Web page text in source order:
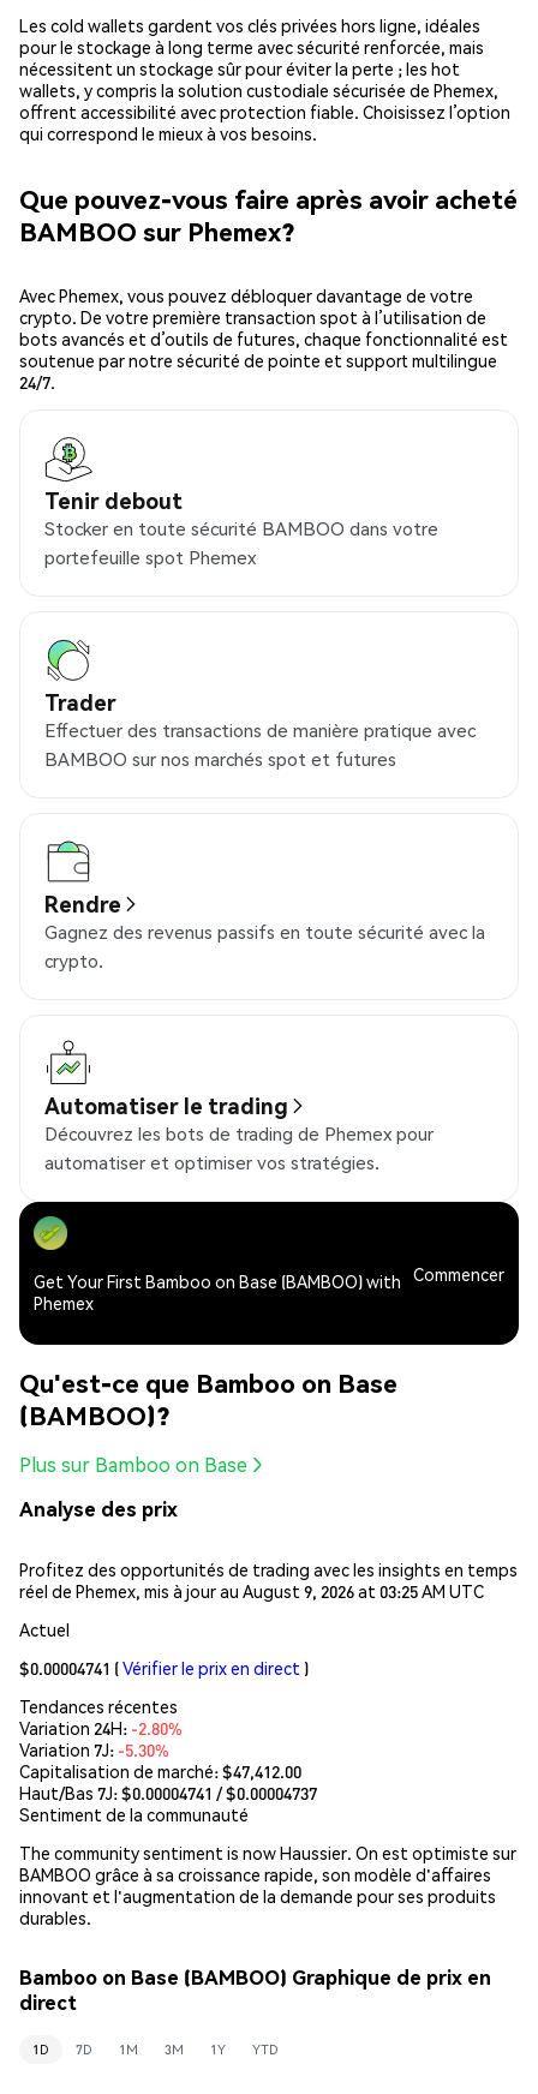
Les cold wallets gardent vos clés privées hors ligne, idéales
pour le stockage à long terme avec sécurité renforcée, mais
nécessitent un stockage sûr pour éviter la perte ; les hot
wallets, y compris la solution custodiale sécurisée de Phemex,
offrent accessibilité avec protection fiable. Choisissez l’option
qui correspond le mieux à vos besoins.
Que pouvez-vous faire après avoir acheté
BAMBOO sur Phemex?
Avec Phemex, vous pouvez débloquer davantage de votre
crypto. De votre première transaction spot à l’utilisation de
bots avancés et d’outils de futures, chaque fonctionnalité est
soutenue par notre sécurité de pointe et support multilingue
24/7.
Tenir debout
Stocker en toute sécurité BAMBOO dans votre
portefeuille spot Phemex
Trader
Effectuer des transactions de manière pratique avec
BAMBOO sur nos marchés spot et futures
Rendre
Gagnez des revenus passifs en toute sécurité avec la
crypto.
Automatiser le trading
Découvrez les bots de trading de Phemex pour
automatiser et optimiser vos stratégies.
Get Your First Bamboo on Base (BAMBOO) with
Phemex
Commencer
Qu'est-ce que Bamboo on Base
(BAMBOO)?
Plus sur Bamboo on Base
Analyse des prix
Profitez des opportunités de trading avec les insights en temps
réel de Phemex, mis à jour au August 9, 2026 at 03:25 AM UTC
Actuel
$0.00004741 (Vérifier le prix en direct )
Tendances récentes
Variation 24H: -2.80%
Variation 7J: -5.30%
Capitalisation de marché:$47,412.00
Haut/Bas 7J: $0.00004741 / $0.00004737
Sentiment de la communauté
The community sentiment is now Haussier. On est optimiste sur
BAMBOO grâce à sa croissance rapide, son modèle d'affaires
innovant et l'augmentation de la demande pour ses produits
durables.
Bamboo on Base (BAMBOO) Graphique de prix en
direct
1D 7D 1M 3M 1Y YTD